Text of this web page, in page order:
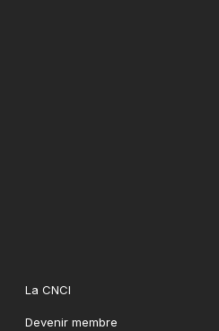
La CNCI
Devenir membre